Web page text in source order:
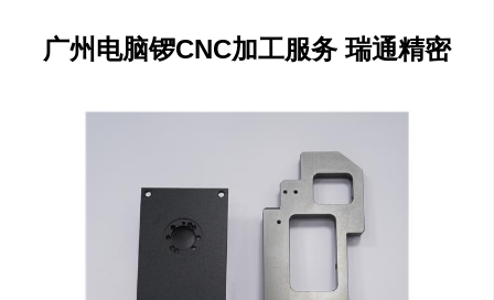
广州电脑锣CNC加工服务 瑞通精密